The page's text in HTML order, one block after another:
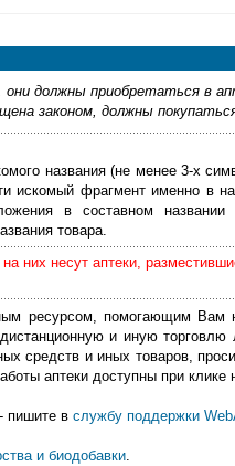
должны приобретаться в
законом, должны
названия (не менее 3-х
искомый фрагмент именно в
в составном
товара.
них несут аптеки,
ресурсом, помогающим Вам
и иную торговлю
средств и иных товаров,
аптеки доступны при клике
пишите в службу поддержки
и биодобавки